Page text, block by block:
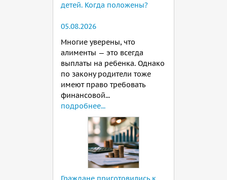
детей. Когда положены?
05.08.2026
Многие уверены, что
алименты — это всегда
выплаты на ребенка. Однако
по закону родители тоже
имеют право требовать
финансовой...
подробнее...